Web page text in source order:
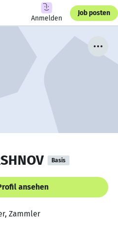
Anmelden
Job posten
Basis
ansehen
Zammler